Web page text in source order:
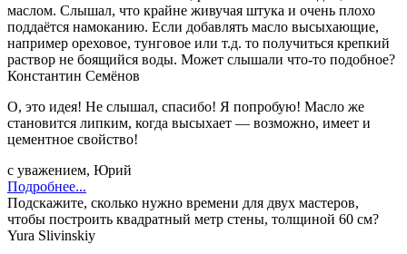
маслом. Слышал, что крайне живучая штука и очень плохо
поддаётся намоканию. Если добавлять масло высыхающие,
например ореховое, тунговое или т.д. то получиться крепкий
раствор не боящийся воды. Может слышали что-то подобное?
Константин Семёнов
О, это идея! Не слышал, спасибо! Я попробую! Масло же
становится липким, когда высыхает — возможно, имеет и
цементное свойство!
с уважением, Юрий
Подробнее...
Подскажите, сколько нужно времени для двух мастеров,
чтобы построить квадратный метр стены, толщиной 60 см?
Yura Slivinskiy